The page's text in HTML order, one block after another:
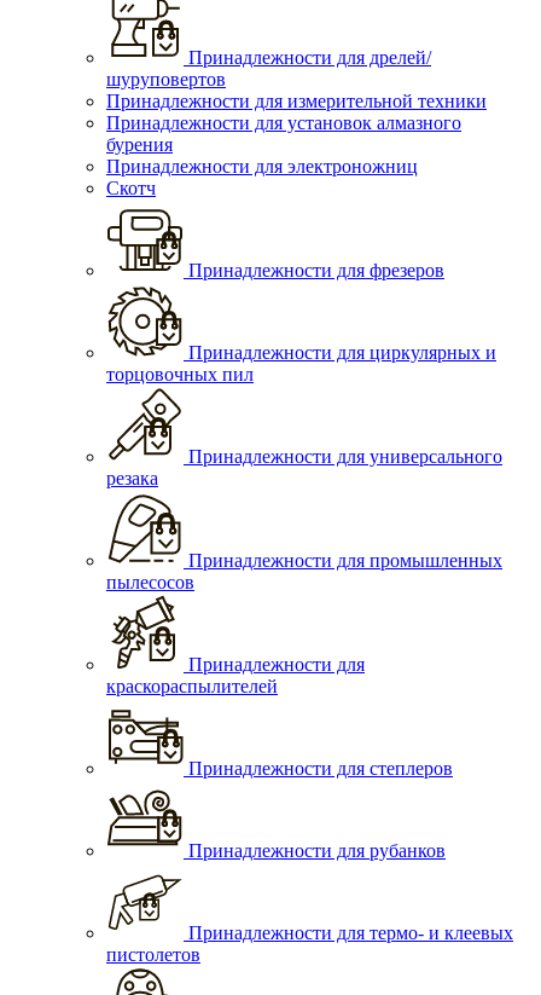
Принадлежности для дрелей/
шуруповертов
Принадлежности для измерительной техники
Принадлежности для установок алмазного
бурения
Принадлежности для электроножниц
Скотч
Принадлежности для фрезеров
Принадлежности для циркулярных и
торцовочных пил
Принадлежности для универсального
резака
Принадлежности для промышленных
пылесосов
Принадлежности для
краскораспылителей
Принадлежности для степлеров
Принадлежности для рубанков
Принадлежности для термо- и клеевых
пистолетов